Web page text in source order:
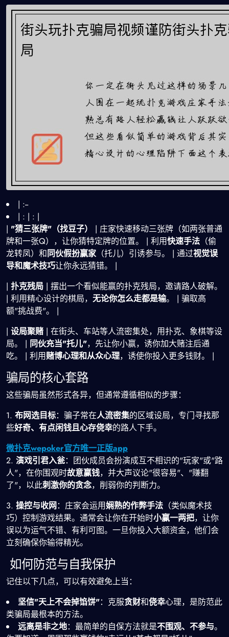
| :--
| : | : |
| "猜三张牌"（找豆子）
| 庄家快速移动三张牌（如两张普通
牌和一张Q），让你猜特定牌的位置。 | 利用快速手法 （偷
龙转凤）和同伙假扮赢家 （托儿）引诱参与。 | 通过视觉误
导和魔术技巧让你永远猜错。 |
| 扑克残局 | 摆出一个看似能赢的扑克残局，邀请路人破解。
| 利用精心设计的棋局， 无论你怎么走都是输。 | 骗取高
额"挑战费"。 |
| 设局聚赌 | 在街头、车站等人流密集处，用扑克、象棋等设
局。 | 同伙充当"托儿"，先让你小赢，诱你加大赌注后通
吃。 | 利用赌博心理和从众心理，诱使你投入更多钱财。 |
骗局的核心套路
这些骗局虽然形式各异，但通常遵循相似的步骤：
1. 布网选目标：骗子常在人流密集的区域设局，专门寻找那
些好奇、有点闲钱且心存侥幸的路人下手。
微扑克wepoker官方唯一正版app
2. 演戏引君入瓮：团伙成员会扮演成互不相识的"玩家"或"路
人"，在你围观时故意赢钱，并大声议论"很容易"、"赚翻
了"，以此刺激你的贪念，削弱你的判断力。
3. 操控与收网：庄家会运用娴熟的作弊手法 （类似魔术技
巧）控制游戏结果。通常会让你在开始时小赢一两把，让你
误以为运气不错、有利可图。一旦你投入大额资金，他们会
立刻确保你输得精光。
️ 如何防范与自我保护
记住以下几点，可以有效避免上当：
坚信"天上不会掉馅饼"：克服贪财和侥幸心理，是防范此
类骗局最根本的方法。
远离是非之地：最简单的自保方法就是不围观、不参与。